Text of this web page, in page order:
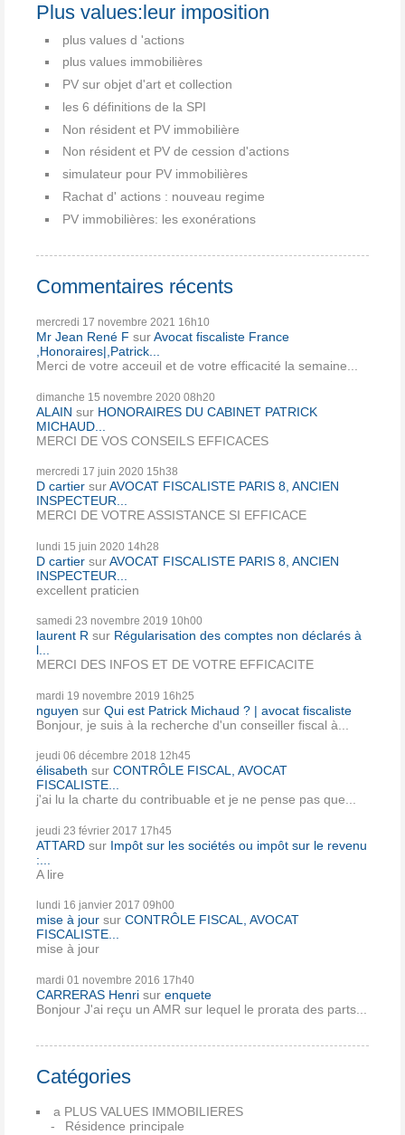
Plus values:leur imposition
plus values d 'actions
plus values immobilières
PV sur objet d'art et collection
les 6 définitions de la SPI
Non résident et PV immobilière
Non résident et PV de cession d'actions
simulateur pour PV immobilières
Rachat d' actions : nouveau regime
PV immobilières: les exonérations
Commentaires récents
mercredi 17 novembre 2021 16h10
Mr Jean René F surAvocat fiscaliste France
,Honoraires|,Patrick...
Merci de votre acceuil et de votre efficacité la semaine...
dimanche 15 novembre 2020 08h20
ALAIN sur HONORAIRES DU CABINET PATRICK
MICHAUD...
MERCI DE VOS CONSEILS EFFICACES
mercredi 17 juin 2020 15h38
D cartier surAVOCAT FISCALISTE PARIS 8, ANCIEN
INSPECTEUR...
MERCI DE VOTRE ASSISTANCE SI EFFICACE
lundi 15 juin 2020 14h28
D cartier surAVOCAT FISCALISTE PARIS 8, ANCIEN
INSPECTEUR...
excellent praticien
samedi 23 novembre 2019 10h00
laurent R sur Régularisation des comptes non déclarés à
l...
MERCI DES INFOS ET DE VOTRE EFFICACITE
mardi 19 novembre 2019 16h25
nguyen sur Qui est Patrick Michaud ? | avocat fiscaliste
Bonjour, je suis à la recherche d'un conseiller fiscal à...
jeudi 06 décembre 2018 12h45
élisabeth sur CONTRÔLE FISCAL, AVOCAT
FISCALISTE...
j'ai lu la charte du contribuable et je ne pense pas que...
jeudi 23 février 2017 17h45
ATTARD sur Impôt sur les sociétés ou impôt sur le revenu
:...
A lire
lundi 16 janvier 2017 09h00
mise à jour sur CONTRÔLE FISCAL, AVOCAT
FISCALISTE...
mise à jour
mardi 01 novembre 2016 17h40
CARRERAS Henri sur enquete
Bonjour J'ai reçu un AMR sur lequel le prorata des parts...
Catégories
a PLUS VALUES IMMOBILIERES
Résidence principale